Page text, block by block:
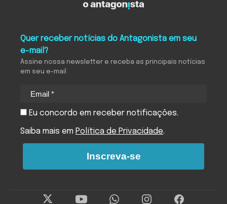
Quer receber notícias do Antagonista em seu
e-mail?
Assine nossa newsletter e receba as principais notícias
em seu e-mail
Eu concordo em receber notificações.
Saiba mais em Política de Privacidade.
Inscreva-se